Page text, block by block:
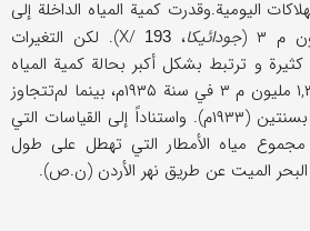
الیومیة.وقدرت کمیة المیاه الداخلة إلی
جودائیکا، X/ 193
). لکن التغیرات
کثیرة و ترتبط بشکل أکبر بحالة کمیة المیاه
في الیرموک التي بلغت ۱,۳۱۳ ملیون م ۳ في سنة ۱۹۳۵م، بینما لم‌تتجاوز
۲۸۷ ملیون م ۳ قبل ذلک بسنتین (۱۹۳۳م). واستناداً إلی القیاسات التي
فقط من مجموع میاه الأمطار التي تهطل علی طول
المیت عن طریق نهر الأردن (ن.ص).